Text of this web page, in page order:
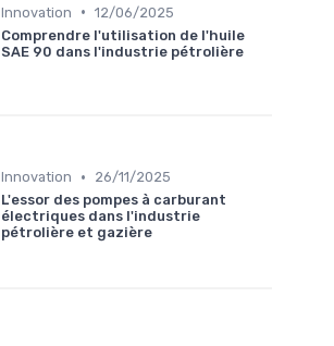
Innovation • 12/06/2025
Comprendre l'utilisation de l'huile
SAE 90 dans l'industrie pétrolière
Innovation •
26/11/2025
L'essor des pompes à carburant
électriques dans l'industrie
pétrolière et gazière